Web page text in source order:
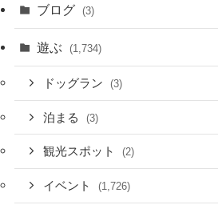
ブログ (3)
遊ぶ (1,734)
ドッグラン (3)
泊まる (3)
観光スポット (2)
イベント (1,726)